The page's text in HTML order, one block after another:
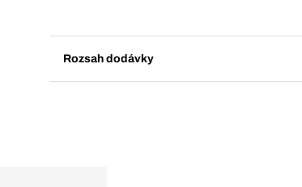
Rozsah dodávky